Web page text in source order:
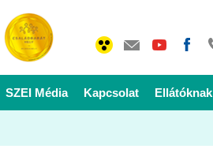
SZEI Média Kapcsolat Ellátóknak